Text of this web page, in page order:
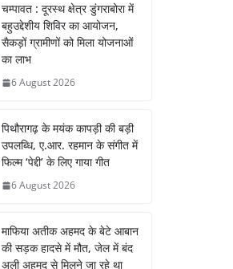
चम्पावत : दूरस्थ क्षेत्र डुंगराबोरा में
बहुउद्देशीय शिविर का आयोजन,
सैकड़ों ग्रामीणों को मिला योजनाओं
का लाभ
6 August 2026
पिथौरागढ़ के मयंक कापड़ी की बड़ी
उपलब्धि, ए.आर. रहमान के संगीत में
फिल्म ‘पेद्दी’ के लिए गाया गीत
6 August 2026
माफिया अतीक अहमद के बेटे आबान
की सड़क हादसे में मौत, जेल में बंद
अली अहमद से मिलने जा रहे था